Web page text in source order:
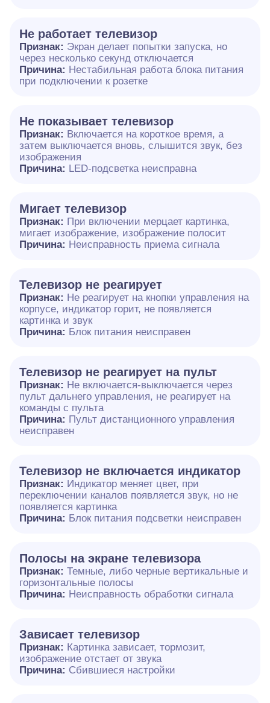
Не работает телевизор
Признак: Экран делает попытки запуска, но
через несколько секунд отключается
Причина: Нестабильная работа блока питания
при подключении к розетке
Не показывает телевизор
Признак: Включается на короткое время, а
затем выключается вновь, слышится звук, без
изображения
Причина: LED-подсветка неисправна
Мигает телевизор
Признак: При включении мерцает картинка,
мигает изображение, изображение полосит
Причина: Неисправность приема сигнала
Телевизор не реагирует
Признак: Не реагирует на кнопки управления на
корпусе, индикатор горит, не появляется
картинка и звук
Причина: Блок питания неисправен
Телевизор не реагирует на пульт
Признак: Не включается-выключается через
пульт дальнего управления, не реагирует на
команды с пульта
Причина: Пульт дистанционного управления
неисправен
Телевизор не включается индикатор
Признак: Индикатор меняет цвет, при
переключении каналов появляется звук, но не
появляется картинка
Причина: Блок питания подсветки неисправен
Полосы на экране телевизора
Признак: Темные, либо черные вертикальные и
горизонтальные полосы
Причина: Неисправность обработки сигнала
Зависает телевизор
Признак: Картинка зависает, тормозит,
изображение отстает от звука
Причина: Сбившиеся настройки